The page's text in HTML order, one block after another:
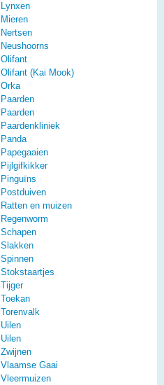
Lynxen
Mieren
Nertsen
Neushoorns
Olifant
Olifant (Kai Mook)
Orka
Paarden
Paarden
Paardenkliniek
Panda
Papegaaien
Pijlgifkikker
Pinguïns
Postduiven
Ratten en muizen
Regenworm
Schapen
Slakken
Spinnen
Stokstaartjes
Tijger
Toekan
Torenvalk
Uilen
Uilen
Zwijnen
Vlaamse Gaai
Vleermuizen